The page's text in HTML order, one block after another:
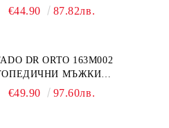
ЕСТЕСТВЕНА КОЖА,
€44.90 87.82лв.
DR ORTO 163M002
МЪЖКИ
ЗА ГИПСИРАН ИЛИ
€49.90 97.60лв.